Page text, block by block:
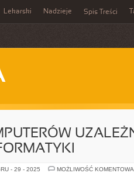
Lekarski Nadzieje Spis Treści
- 29 - 2025 MOŻLIWOŚĆ